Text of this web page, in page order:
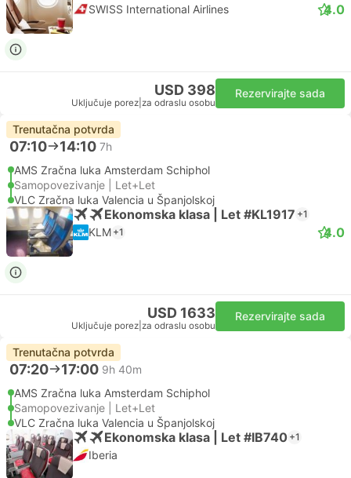
SWISS International Airlines 4.0
USD 398
Uključuje porez za odraslu osobu
Rezervirajte sada
Trenutačna potvrda
07:10 14:10 7h
AMS Zračna luka Amsterdam Schiphol
Samopovezivanje | Let+Let
VLC Zračna luka Valencia u Španjolskoj
Ekonomska klasa | Let #KL1917 +1
KLM +1 4.0
USD 1633
Uključuje porez za odraslu osobu
Rezervirajte sada
Trenutačna potvrda
07:20 17:00 9h 40m
AMS Zračna luka Amsterdam Schiphol
Samopovezivanje | Let+Let
VLC Zračna luka Valencia u Španjolskoj
Ekonomska klasa | Let #IB740 +1
Iberia